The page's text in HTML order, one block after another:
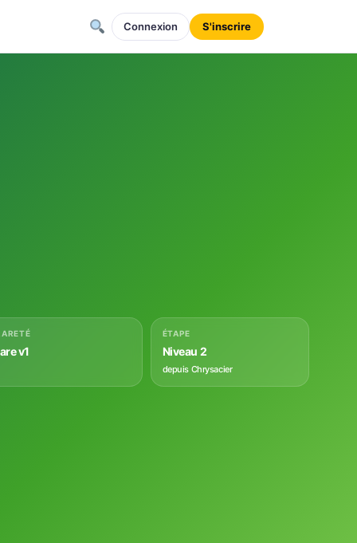
Connexion S'inscrire
v1
ÉTAPE
Niveau 2
depuis Chrysacier